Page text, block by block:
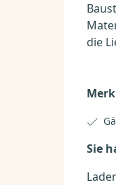
die
Sie